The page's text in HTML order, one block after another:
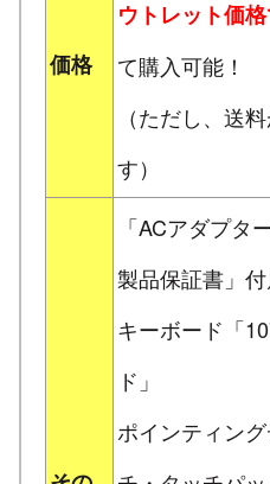
価格
ウトレット価
て購入可能！
（ただし、送
す）
「ACアダプタ
製品保証書」付
キーボード「
ド」
ポインティン